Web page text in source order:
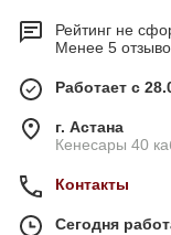
Рейтинг не
Менее 5
Работает с
г. Астана
Кенесары 40
Контакты
Сегодня